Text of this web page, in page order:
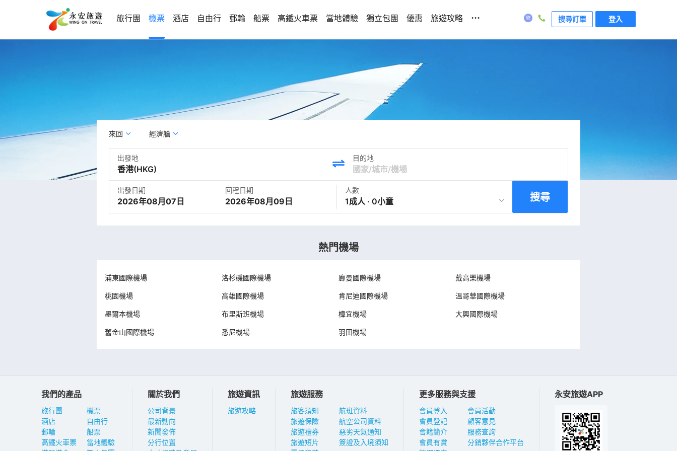
旅行團 機票 酒店 自由行 郵輪 船票 高鐵火車票 當地體驗 獨立包團 優惠 旅遊攻略 ... 搜尋訂單 登入
來回 經濟艙
出發地 目的地
出發日期
2026年08月07日
回程日期
2026年08月09日
人數
1成人 · 0小童 搜尋
熱門機場
浦東國際機場 洛杉磯國際機場 廊曼國際機場 戴高樂機場
桃園機場 高雄國際機場 肯尼迪國際機場 温哥華國際機場
墨爾本機場 布里斯班機場 樟宜機場 大興國際機場
舊金山國際機場 悉尼機場 羽田機場
我們的產品
旅行團
酒店
郵輪
高鐵火車票
機票
自由行
船票
當地體驗
關於我們
公司背景
最新動向
新聞發佈
分行位置
旅遊資訊
旅遊攻略
旅遊服務
旅客須知
旅遊保險
旅遊禮券
旅遊短片
航班資料
航空公司資料
惡劣天氣通知
簽證及入境須知
更多服務與支援
會員登入
會員登記
會籍簡介
會員有賞
會員活動
顧客意見
服務查詢
分銷夥伴合作平台
永安旅遊APP